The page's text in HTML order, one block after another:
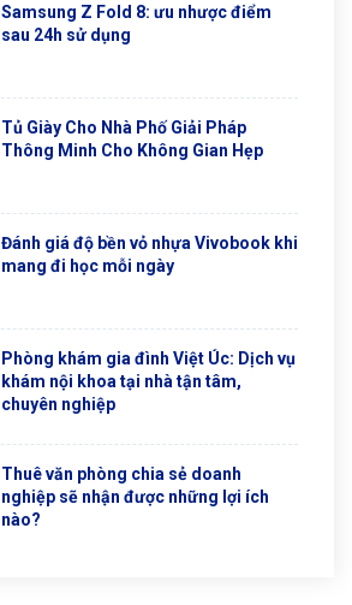
Samsung Z Fold 8: ưu nhược điểm
sau 24h sử dụng
Tủ Giày Cho Nhà Phố Giải Pháp
Thông Minh Cho Không Gian Hẹp
Đánh giá độ bền vỏ nhựa Vivobook khi
mang đi học mỗi ngày
Phòng khám gia đình Việt Úc: Dịch vụ
khám nội khoa tại nhà tận tâm,
chuyên nghiệp
Thuê văn phòng chia sẻ doanh
nghiệp sẽ nhận được những lợi ích
nào?